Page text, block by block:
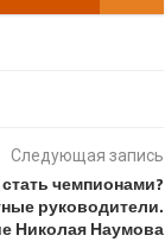
Следующая запись
чемпионами?
руководители.
Николая Наумова